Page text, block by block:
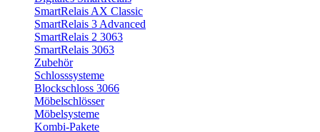
SmartRelais AX Classic
SmartRelais 3 Advanced
SmartRelais 2 3063
SmartRelais 3063
Zubehör
Schlosssysteme
Blockschloss 3066
Möbelschlösser
Möbelsysteme
Kombi-Pakete